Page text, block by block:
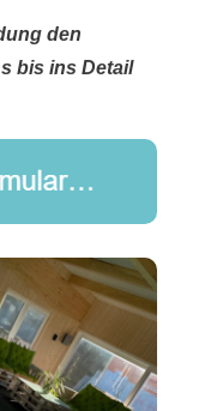
den
bis ins Detail